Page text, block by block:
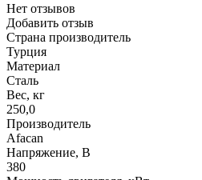
Нет отзывов
Добавить отзыв
Страна производитель
Турция
Материал
Сталь
Вес, кг
250,0
Производитель
Afacan
Напряжение, В
380